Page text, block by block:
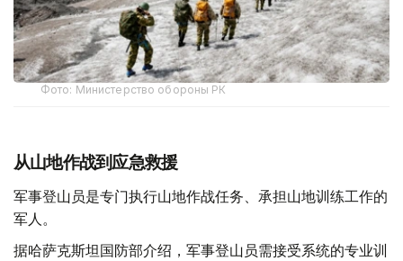
Фото: Министерство обороны РК
从山地作战到应急救援
军事登山员是专门执行山地作战任务、承担山地训练工作的
军人。
据哈萨克斯坦国防部介绍，军事登山员需接受系统的专业训